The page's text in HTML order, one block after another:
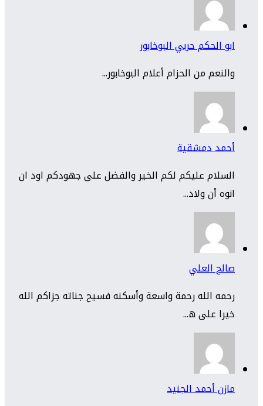
ابو الحكم حربي البوخابور
والنعم من الحزام أعلام البوخابور...
أحمد دمشقية
السلام عليكم لكم الخير والفضل على جهودكم اود ان
انوه أن ولاد...
صالح العلي
رحمه الله رحمة واسعة وأسكنه فسيح جناته جزاكم الله
خيرا على ه...
مازن أحمد الجنيد